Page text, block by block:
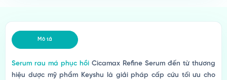
Mô tả
Serum rau má phục hồi Cicamax Refine Serum đến từ thương
hiệu dược mỹ phẩm Keyshu là giải pháp cấp cứu tối ưu cho